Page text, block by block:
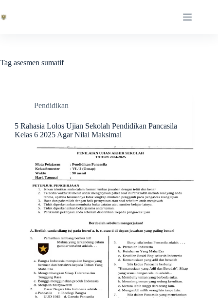
content
Tag asesmen sumatif
Pendidikan
5 Rahasia Lolos Ujian Sekolah Pendidikan Pancasila
Kelas 6 2025 Agar Nilai Maksimal